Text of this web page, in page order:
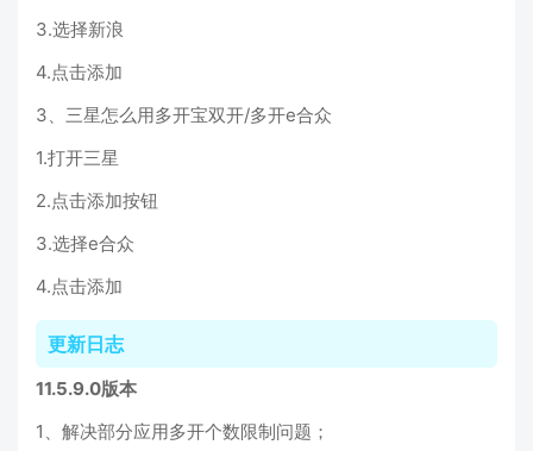
3.选择新浪
4.点击添加
3、三星怎么用多开宝双开/多开e合众
1.打开三星
2.点击添加按钮
3.选择e合众
4.点击添加
更新日志
11.5.9.0版本
1、解决部分应用多开个数限制问题；